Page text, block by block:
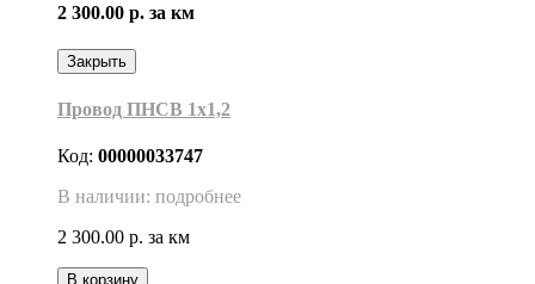
2 300.00 р. за км
Закрыть
Провод ПНСВ 1х1,2
Код: 00000033747
В наличии: подробнее
2 300.00 р. за км
В корзину